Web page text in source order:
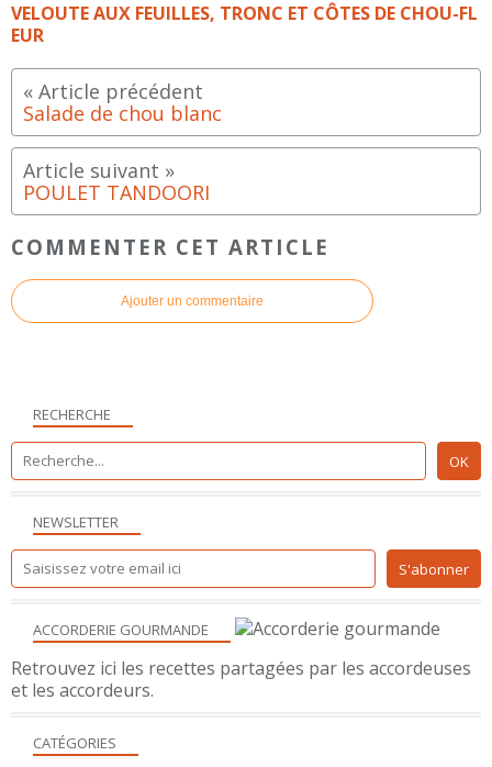
VELOUTE AUX FEUILLES, TRONC ET CÔTES DE CHOU-FL
EUR
Salade de chou blanc
POULET TANDOORI
COMMENTER CET ARTICLE
Ajouter un commentaire
NEWSLETTER
RECHERCHE
ACCORDERIE GOURMANDE
Retrouvez ici les recettes partagées par les accordeuses
et les accordeurs.
CATÉGORIES